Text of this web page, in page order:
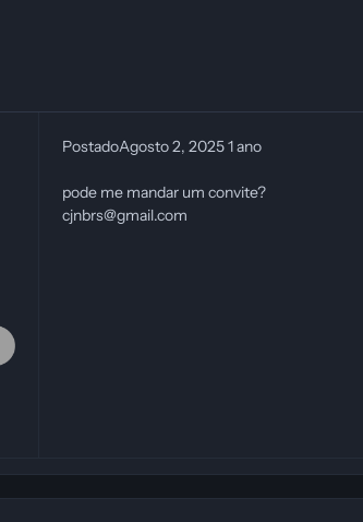
PostadoAgosto 2, 20251 ano
pode me mandar um convite?
cjnbrs@gmail.com